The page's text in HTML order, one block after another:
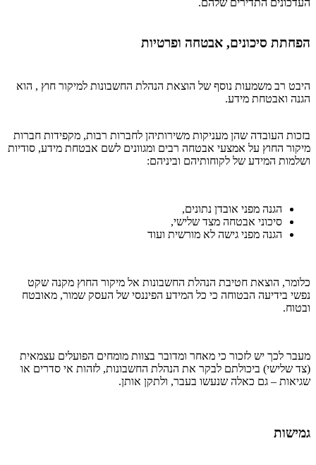
העדכונים התדירים שלהם.
הפחתת סיכונים, אבטחה ופרטיות
היבט רב משמעות נוסף של הוצאת הנהלת החשבונות למיקור חוץ , הוא
הגנה ואבטחת מידע.
בזכות העובדה שהן מעניקות משירותיהן לחברות רבות, מקפידות חברות
מיקור החוץ על אמצעי אבטחה רבים ומגוונים לשם אבטחת מידע, סודיות
ושלמות המידע של לקוחותיהם וביניהם:
הגנה מפני אובדן נתונים,
סיכוני אבטחה מצד שלישי,
הגנה מפני גישה לא מורשית ועוד
כלומר, הוצאת חטיבת הנהלת החשבונות אל מיקור החוץ מקנה שקט
נפשי בידיעה הבטוחה כי כל המידע הפיננסי של העסק שמור, מאובטח
ובטוח.
מעבר לכך יש לזכור כי מאחר ומדובר בצוות מומחים הפועלים עצמאית
(צד שלישי) ביכולתם לבקר את הנהלת החשבונות, לזהות אי סדרים או
שגיאות – גם כאלה שנעשו בעבר, ולתקן אותן.
גמישות